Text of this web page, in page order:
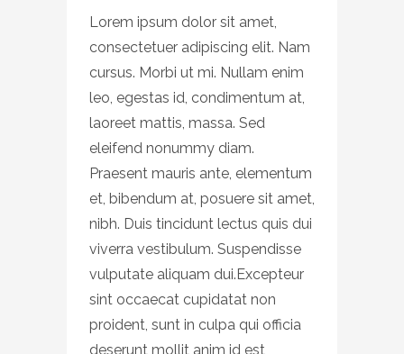
Lorem ipsum dolor sit amet,
consectetuer adipiscing elit. Nam
cursus. Morbi ut mi. Nullam enim
leo, egestas id, condimentum at,
laoreet mattis, massa. Sed
eleifend nonummy diam.
Praesent mauris ante, elementum
et, bibendum at, posuere sit amet,
nibh. Duis tincidunt lectus quis dui
viverra vestibulum. Suspendisse
vulputate aliquam dui.Excepteur
sint occaecat cupidatat non
proident, sunt in culpa qui officia
deserunt mollit anim id est